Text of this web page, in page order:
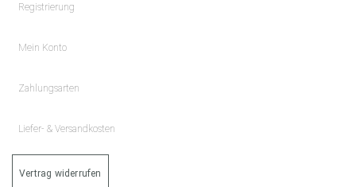
Registrierung
Mein Konto
Zahlungsarten
Liefer- & Versandkosten
Vertrag widerrufen